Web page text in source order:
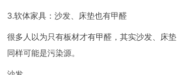
3.软体家具：沙发、床垫也有甲醛
很多人以为只有板材才有甲醛，其实沙发、床垫
同样可能是污染源。